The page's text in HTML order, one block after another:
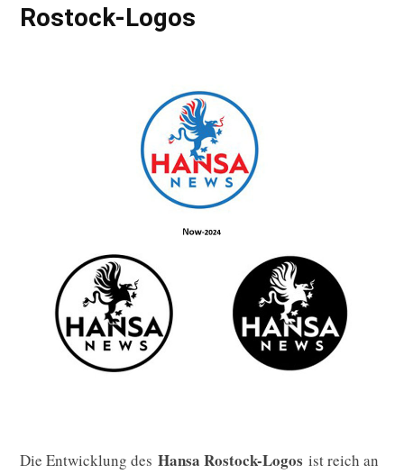
Rostock-Logos
Die Entwicklung des Hansa Rostock-Logos ist reich an